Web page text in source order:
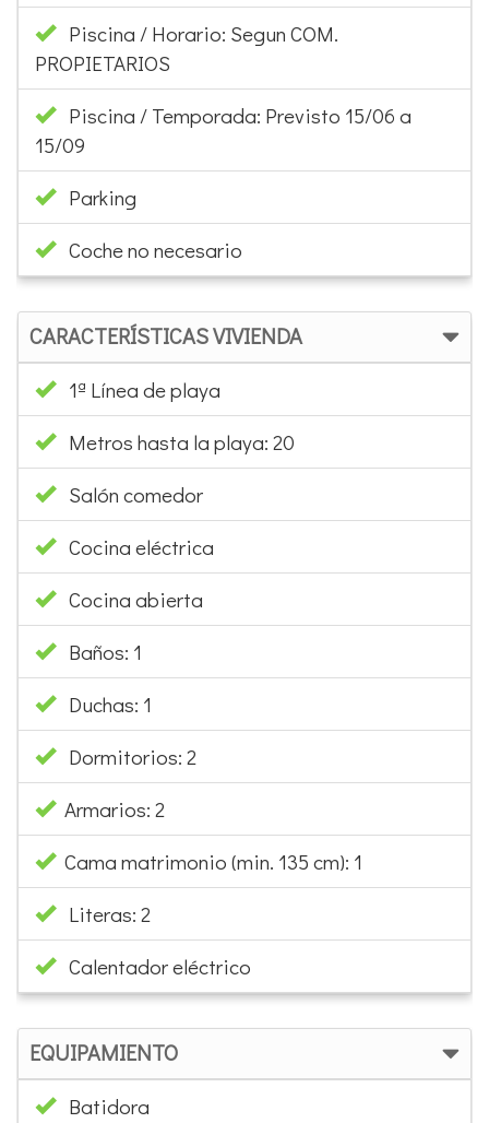
Piscina / Horario: Segun COM.
PROPIETARIOS
Piscina / Temporada: Previsto 15/06 a
15/09
Parking
Coche no necesario
CARACTERÍSTICAS VIVIENDA
1ª Línea de playa
Metros hasta la playa: 20
Salón comedor
Cocina eléctrica
Cocina abierta
Baños: 1
Duchas: 1
Dormitorios: 2
Armarios: 2
Cama matrimonio (min. 135 cm): 1
Literas: 2
Calentador eléctrico
EQUIPAMIENTO
Batidora